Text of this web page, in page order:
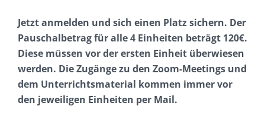
Jetzt anmelden und sich einen Platz sichern. Der
Pauschalbetrag für alle 4 Einheiten beträgt 120€.
Diese müssen vor der ersten Einheit überwiesen
werden. Die Zugänge zu den Zoom-Meetings und
dem Unterrichtsmaterial kommen immer vor
den jeweiligen Einheiten per Mail.